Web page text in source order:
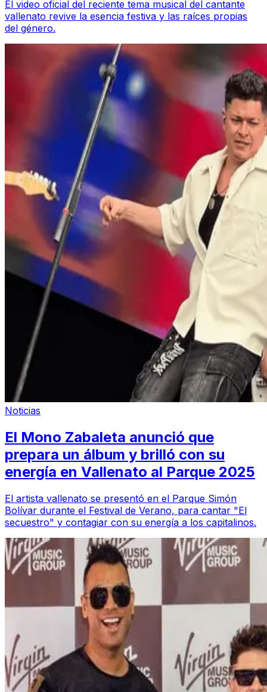
El video oficial del reciente tema musical del cantante
vallenato revive la esencia festiva y las raíces propias
del género.
Noticias
El Mono Zabaleta anunció que
prepara un álbum y brilló con su
energía en Vallenato al Parque 2025
El artista vallenato se presentó en el Parque Simón
Bolívar durante el Festival de Verano, para cantar "El
secuestro" y contagiar con su energía a los capitalinos.